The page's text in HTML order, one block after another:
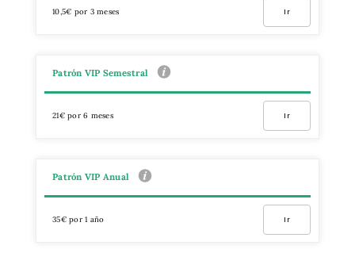
10,5€ por 3 meses Ir
Patrón VIP Semestral
21€ por 6 meses Ir
Patrón VIP Anual
35€ por 1 año Ir